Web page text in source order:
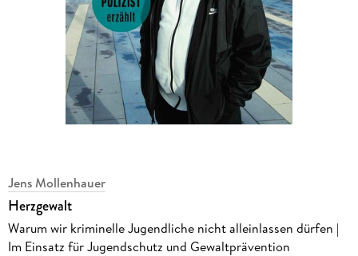
Jens Mollenhauer
Herzgewalt
Warum wir kriminelle Jugendliche nicht alleinlassen dürfen |
Im Einsatz für Jugendschutz und Gewaltprävention